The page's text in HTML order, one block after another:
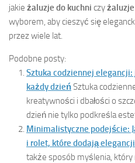
jakie żaluzje do kuchni czyżaluzje
wyborem, aby cieszyć się
przez wiele lat.
Podobne posty:
Sztuka codziennej
każdy dzieńSztuka
kreatywności i dbałości o
dzień nie tylko podkreśla
Minimalistyczne podejście:
i rolet, które dodają elegancji
także sposób myślenia, który